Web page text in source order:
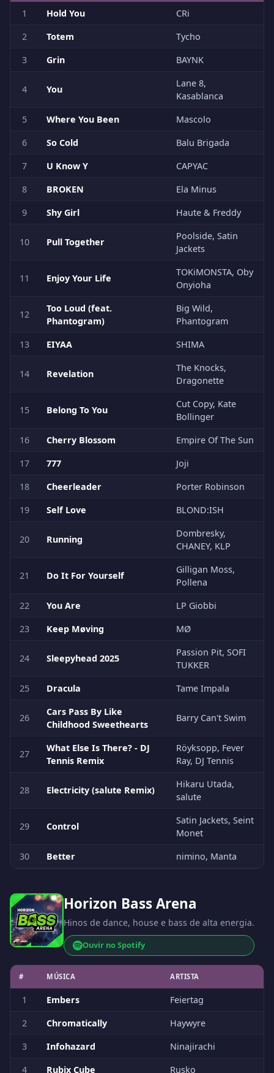
1 Hold You
CRi
2
Totem
Tycho
3
Grin BAYNK
4 You
Lane 8,
Kasablanca
5
Where You Been
Mascolo
6
So Cold
Balu Brigada
7
U Know Y
CAPYAC
8
BROKEN
Ela Minus
9
Shy Girl Haute & Freddy
10 Pull Together
Poolside, Satin
Jackets
11 Enjoy Your Life
TOKiMONSTA, Oby
Onyioha
12
Too Loud (feat.
Phantogram)
Big Wild,
Phantogram
13
EIYAA SHIMA
14 Revelation
The Knocks,
Dragonette
15 Belong To You
Cut Copy, Kate
Bollinger
16
Cherry Blossom
Empire Of The Sun
17
777
Joji
18
Cheerleader
Porter Robinson
19
Self Love BLOND:ISH
20 Running
Dombresky,
CHANEY, KLP
21 Do It For Yourself
Gilligan Moss,
Pollena
22
You Are
LP Giobbi
23
Keep Møving MØ
24 Sleepyhead 2025
Passion Pit, SOFI
TUKKER
25
Dracula Tame Impala
26
Cars Pass By Like
Childhood Sweethearts
Barry Can't Swim
27
What Else Is There? - DJ
Tennis Remix
Röyksopp, Fever
Ray, DJ Tennis
28 Electricity (salute Remix)
Hikaru Utada,
salute
29 Control
Satin Jackets, Seint
Monet
30
Better nimino, Manta
Horizon Bass Arena
Hinos de dance, house e bass de alta energia.
Ouvir no Spotify
# MÚSICA ARTISTA
1 Embers
Feiertag
2
Chromatically
Haywyre
3
Infohazard
Ninajirachi
4
Rubix Cube Rusko